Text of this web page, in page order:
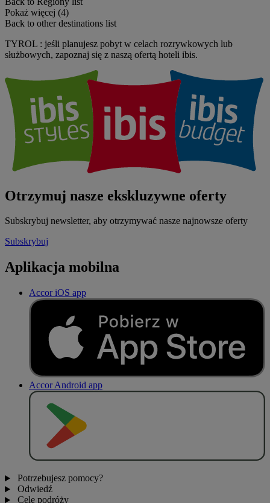
Pokaż więcej (4)
Back to other destinations list
TYROL : jeśli planujesz pobyt w celach rozrywkowych lub
służbowych, zapoznaj się z naszą ofertą hoteli ibis.
Otrzymuj nasze ekskluzywne oferty
Subskrybuj newsletter, aby otrzymywać nasze najnowsze oferty
Subskrybuj
Aplikacja mobilna
Accor iOS app
Accor Android app
Potrzebujesz pomocy?
Odwiedź
Cele podróży